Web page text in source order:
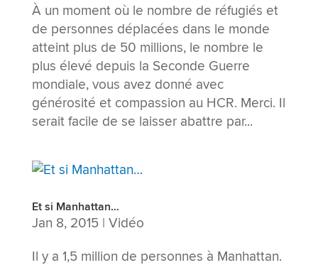
À un moment où le nombre de réfugiés et
de personnes déplacées dans le monde
atteint plus de 50 millions, le nombre le
plus élevé depuis la Seconde Guerre
mondiale, vous avez donné avec
générosité et compassion au HCR. Merci. Il
serait facile de se laisser abattre par...
Et si Manhattan…
Jan 8, 2015| Vidéo
Il y a 1,5 million de personnes à Manhattan.